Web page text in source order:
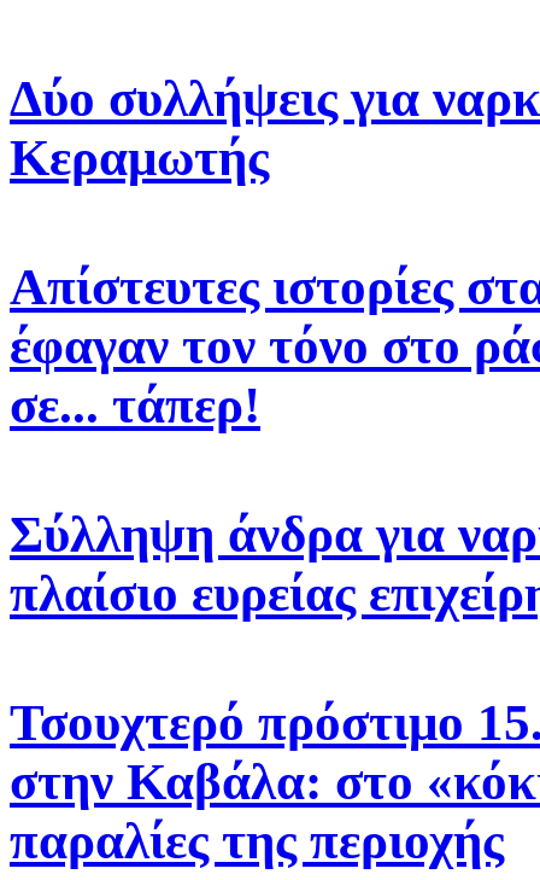
Δύο συλλήψεις για
Κεραμωτής
Απίστευτες ιστορίες
έφαγαν τον τόνο στο
σε... τάπερ!
Σύλληψη άνδρα για
πλαίσιο ευρείας
Τσουχτερό πρόστιμο
στην Καβάλα: στο
παραλίες της περιοχής